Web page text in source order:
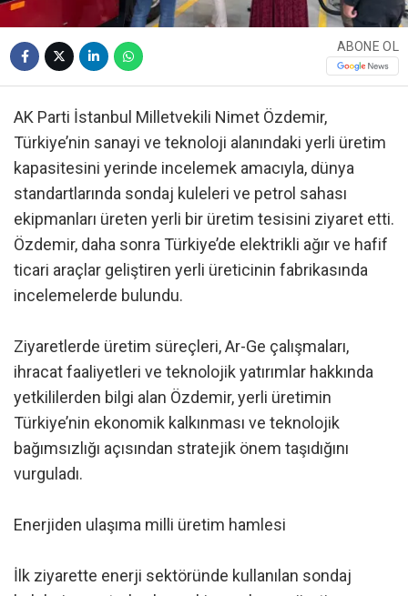
ABONE OL
AK Parti İstanbul Milletvekili Nimet Özdemir,
Türkiye’nin sanayi ve teknoloji alanındaki yerli üretim
kapasitesini yerinde incelemek amacıyla, dünya
standartlarında sondaj kuleleri ve petrol sahası
ekipmanları üreten yerli bir üretim tesisini ziyaret etti.
Özdemir, daha sonra Türkiye’de elektrikli ağır ve hafif
ticari araçlar geliştiren yerli üreticinin fabrikasında
incelemelerde bulundu.
Ziyaretlerde üretim süreçleri, Ar-Ge çalışmaları,
ihracat faaliyetleri ve teknolojik yatırımlar hakkında
yetkililerden bilgi alan Özdemir, yerli üretimin
Türkiye’nin ekonomik kalkınması ve teknolojik
bağımsızlığı açısından stratejik önem taşıdığını
vurguladı.
Enerjiden ulaşıma milli üretim hamlesi
İlk ziyarette enerji sektöründe kullanılan sondaj